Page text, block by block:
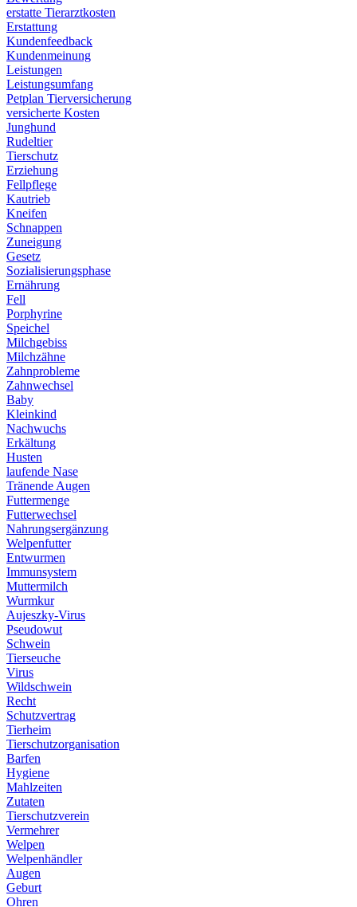
erstatte Tierarztkosten
Erstattung
Kundenfeedback
Kundenmeinung
Leistungen
Leistungsumfang
Petplan Tierversicherung
versicherte Kosten
Junghund
Rudeltier
Tierschutz
Erziehung
Fellpflege
Kautrieb
Kneifen
Schnappen
Zuneigung
Gesetz
Sozialisierungsphase
Ernährung
Fell
Porphyrine
Speichel
Milchgebiss
Milchzähne
Zahnprobleme
Zahnwechsel
Baby
Kleinkind
Nachwuchs
Erkältung
Husten
laufende Nase
Tränende Augen
Futtermenge
Futterwechsel
Nahrungsergänzung
Welpenfutter
Entwurmen
Immunsystem
Muttermilch
Wurmkur
Aujeszky-Virus
Pseudowut
Schwein
Tierseuche
Virus
Wildschwein
Recht
Schutzvertrag
Tierheim
Tierschutzorganisation
Barfen
Hygiene
Mahlzeiten
Zutaten
Tierschutzverein
Vermehrer
Welpen
Welpenhändler
Augen
Geburt
Ohren